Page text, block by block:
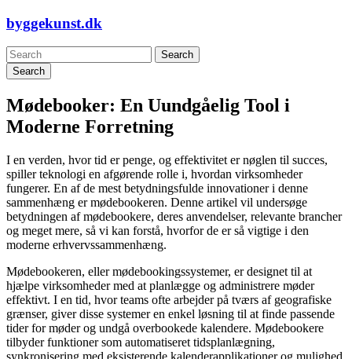
Skip
content
byggekunst.dk
Search
Mødebooker: En Uundgåelig Tool i
Moderne Forretning
I en verden, hvor tid er penge, og effektivitet er nøglen til succes,
spiller teknologi en afgørende rolle i, hvordan virksomheder
fungerer. En af de mest betydningsfulde innovationer i denne
sammenhæng er mødebookeren. Denne artikel vil undersøge
betydningen af mødebookere, deres anvendelser, relevante brancher
og meget mere, så vi kan forstå, hvorfor de er så vigtige i den
moderne erhvervssammenhæng.
Mødebookeren, eller mødebookingssystemer, er designet til at
hjælpe virksomheder med at planlægge og administrere møder
effektivt. I en tid, hvor teams ofte arbejder på tværs af geografiske
grænser, giver disse systemer en enkel løsning til at finde passende
tider for møder og undgå overbookede kalendere. Mødebookere
tilbyder funktioner som automatiseret tidsplanlægning,